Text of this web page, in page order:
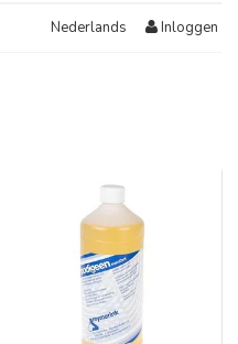
Nederlands Inloggen